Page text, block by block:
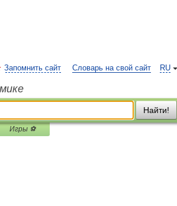
RU
Запомнить сайт Словарь на свой сайт
Найти!
Игры ⚽